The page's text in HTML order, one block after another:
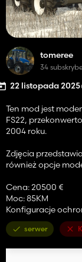
tomeree
34
22 listopada 2025
Ten mod jest
FS22,
2004 roku.
Zdjęcia
również opcje
Cena: 20500 €
Moc: 85KM
Konfiguracje
serwer